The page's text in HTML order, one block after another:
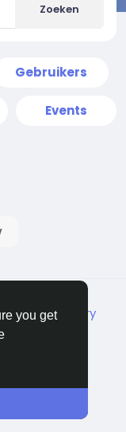
you get
Zoeken
Gebruikers
Events
and delivery
Us